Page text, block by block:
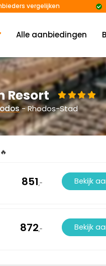
Alle aanbiedingen
vergelijken
Resort
- Rhodos-Stad
851,- Bekijk
872,- Bekijk